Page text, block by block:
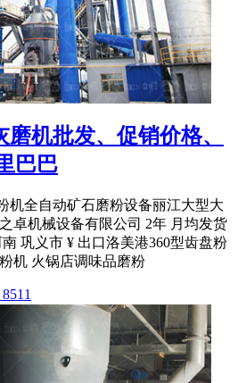
机批发、促销价格、
巴巴
机全自动矿石磨粉设备丽江大型大
卓机械设备有限公司 2年 月均发货
巩义市 ¥ 出口洛美港360型齿盘粉
机 火锅店调味品磨粉